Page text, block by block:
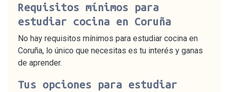
Requisitos mínimos para
estudiar cocina en Coruña
No hay requisitos mínimos para estudiar cocina en
Coruña, lo único que necesitas es tu interés y ganas
de aprender.
Tus opciones para estudiar